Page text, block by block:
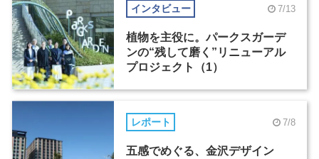
インタビュー 7/13
植物を主役に。パークスガーデ
ンの“残して磨く”リニューアル
プロジェクト（1）
レポート 7/8
五感でめぐる、金沢デザイン